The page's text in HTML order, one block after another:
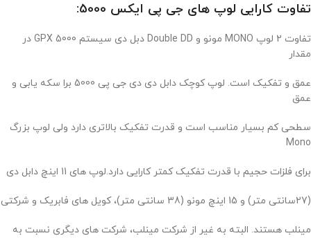
تفاوت کارایی لوپ های جی پی ایکس 5000:
تفاوت 2 لوپ MONO مونو و Double DD دبل دی سیستم GPX 5000 در
مقدار
عمق و تفکیک است. لوپ کوچک دابل دی دی جی پی 5000 برا سکه یابی و
عمق
سطحی کم بسیار مناسب است و قدرت تفکیک بالاتری دارد ولی لوپ بزرگ
Mono
برای فلزات حجیم با قدرت تفکیک کمتر کارایی دارد.لوپ های 11 اینچ دابل دی
(27سانتی متر) و 15 اینچ مونو (38 سانتی متر)، کویل های فابریک و شرکتی
مینلب هستند. البته به غیر از شرکت مینلب، شرکت های دیگری نسبت به